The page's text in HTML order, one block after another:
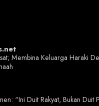
Membina Keluarga Haraki
“Ini Duit Rakyat, Bukan Duit